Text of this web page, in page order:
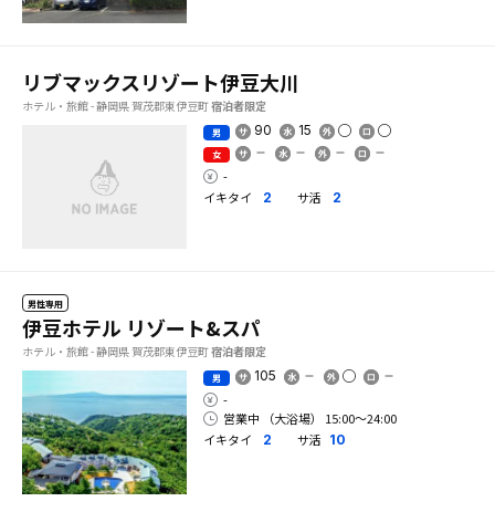
リブマックスリゾート伊豆大川
ホテル・旅館 - 静岡県 賀茂郡東伊豆町宿泊者限定
男 90 15
女
-
イキタイ
2 サ活 2
男性専用
伊豆ホテル リゾート&スパ
ホテル・旅館 - 静岡県 賀茂郡東伊豆町宿泊者限定
男 105
-
営業中 （大浴場） 15:00〜24:00
イキタイ
2 サ活 10